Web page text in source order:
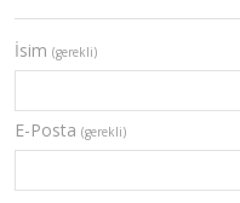
İsim (gerekli)
E-Posta (gerekli)